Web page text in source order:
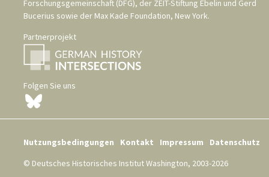
Forschungsgemeinschaft (DFG), der ZEIT-Stiftung Ebelin und Gerd
Bucerius sowie der Max Kade Foundation, New York.
Partnerprojekt
Folgen Sie uns
Nutzungsbedingungen Kontakt Impressum
Datenschutz
© Deutsches Historisches Institut Washington, 2003-2026